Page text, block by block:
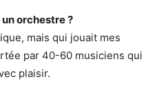
orchestre ?
mais qui jouait mes
par 40-60 musiciens qui
plaisir.